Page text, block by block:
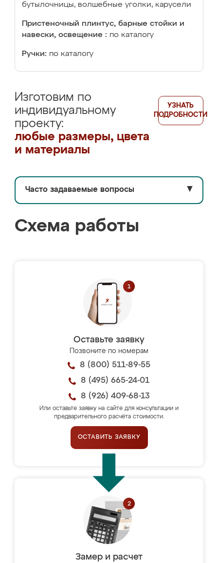
бутылочницы, волшебные уголки, карусели
Пристеночный плинтус, барные стойки и
навески, освещение : по каталогу
Ручки: по каталогу
Изготовим по
индивидуальному
проекту:
любые размеры, цвета
и материалы
УЗНАТЬ
ПОДРОБНОСТИ
Часто задаваемые вопросы ▼
Схема работы
Оставьте заявку
Позвоните по номерам
8 (800) 511-89-55
8 (495) 665-24-01
8 (926) 409-68-13
Или оставьте заявку на сайте для консультации и
предварительного расчёта стоимости.
ОСТАВИТЬ ЗАЯВКУ
Замер и расчет